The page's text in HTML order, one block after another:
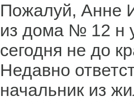
Пожалуй, Анне
из дома № 12 н
сегодня не до
Недавно
начальник из